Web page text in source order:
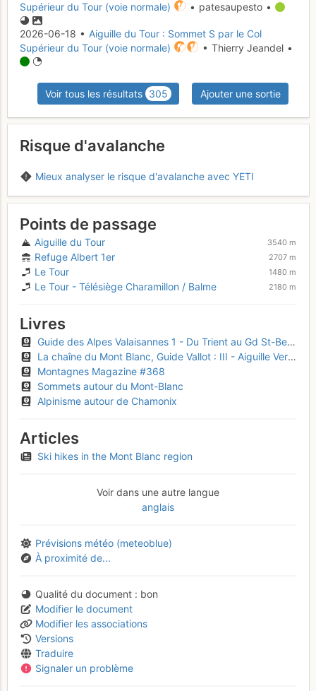
Supérieur du Tour (voie normale)
• patesaupesto •
2026-06-18 • Aiguille du Tour : Sommet S par le Col
Supérieur du Tour (voie normale)
• Thierry Jeandel •
Voir tous les résultats 305 Ajouter une sortie
Risque d'avalanche
Mieux analyser le risque d'avalanche avec YETI
Points de passage
Aiguille du Tour 3540 m
Refuge Albert 1er 2707 m
Le Tour 1480 m
Le Tour - Télésiège Charamillon / Balme 2180 m
Livres
Guide des Alpes Valaisannes 1 - Du Trient au Gd St-Bernard
La chaîne du Mont Blanc, Guide Vallot : III - Aiguille Verte - Triolet - Dolent - Argentière - Trient
Montagnes Magazine #368
Sommets autour du Mont-Blanc
Alpinisme autour de Chamonix
Articles
Ski hikes in the Mont Blanc region
Voir dans une autre langue
anglais
Prévisions météo (meteoblue)
À proximité de...
Qualité du document
bon
Modifier le document
Modifier les associations
Versions
Traduire
Signaler un problème